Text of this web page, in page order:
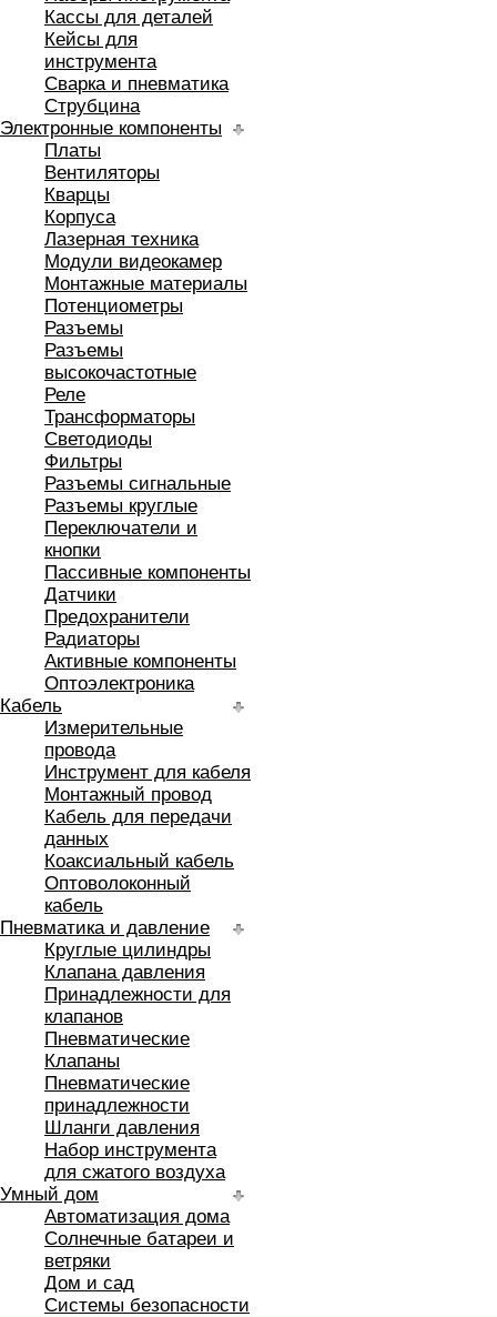
Кассы для деталей
Кейсы для
инструмента
Сварка и пневматика
Струбцина
Электронные компоненты
Платы
Вентиляторы
Кварцы
Корпуса
Лазерная техника
Модули видеокамер
Монтажные материалы
Потенциометры
Разъемы
Разъемы
высокочастотные
Реле
Трансформаторы
Светодиоды
Фильтры
Разъемы сигнальные
Разъемы круглые
Переключатели и
кнопки
Пассивные компоненты
Датчики
Предохранители
Радиаторы
Активные компоненты
Оптоэлектроника
Кабель
Измерительные
провода
Инструмент для кабеля
Монтажный провод
Кабель для передачи
данных
Коаксиальный кабель
Оптоволоконный
кабель
Пневматика и давление
Круглые цилиндры
Клапана давления
Принадлежности для
клапанов
Пневматические
Клапаны
Пневматические
принадлежности
Шланги давления
Набор инструмента
для сжатого воздуха
Умный дом
Автоматизация дома
Солнечные батареи и
ветряки
Дом и сад
Системы безопасности